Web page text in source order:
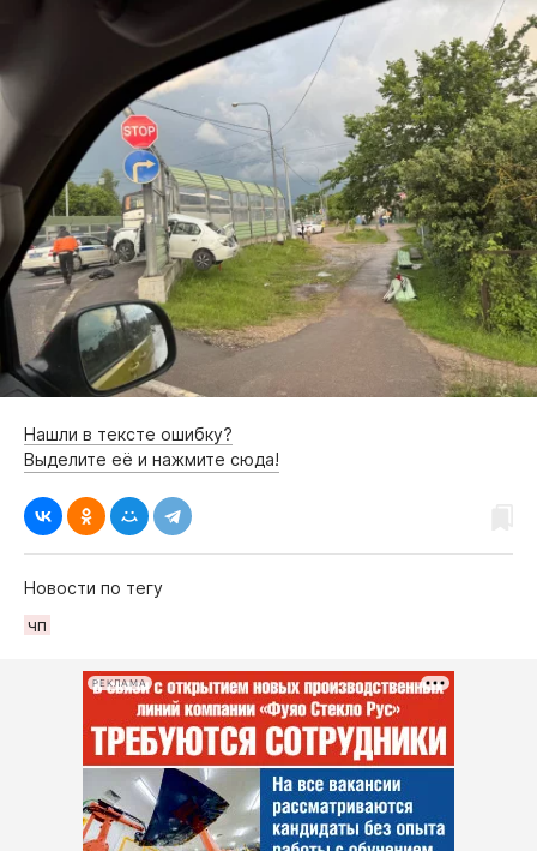
Нашли в тексте ошибку?
Выделите её и нажмите сюда!
Новости по тегу
чп
РЕКЛАМА